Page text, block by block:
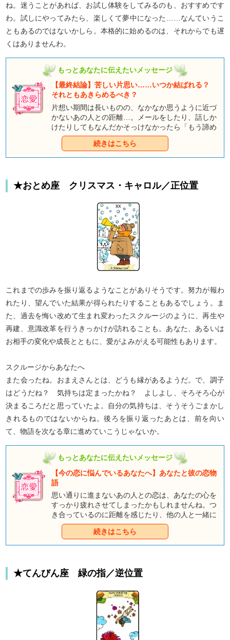
ね。迷うことがあれば、お試し体験をしてみるのも、おすすめです
わ。試しにやってみたら、楽しくて夢中になった……なんていうこ
ともあるのではないかしら。本格的に始めるのは、それからでも遅
くはありませんわ。
もっとあなたに伝えたいメッセージ
【最終結論】苦しい片思い……いつか結ばれる？
それともあきらめるべき？
片想い期間は長いものの、なかなか思うように近づ
かないあの人との距離…。メールをしたり、話しか
けたりしてもなんだかそっけなかったら「もう諦め
て他の人を好きになったほうがいいのかな」なんて
弱気になってしまいますよね。それにうまく行かな
い時期が続くと、アプローチすること自体が怖くな
でしょうか？ つれなく思える態度の裏にはあなた
タロットがあなたの恋の核心を占います。結論を出
すのは、それを見てからでも遅くはないはずです
続きはこちら
★おとめ座 クリスマス・キャロル／正位置
これまでの歩みを振り返るようなことがありそうです。努力が報わ
れたり、望んでいた結果が得られたりすることもあるでしょう。ま
た、過去を悔い改めて生まれ変わったスクルージのように、再生や
再建、意識改革を行うきっかけが訪れることも。あなた、あるいは
お相手の変化や成長とともに、愛がよみがえる可能性もあります。
スクルージからあなたへ
また会ったね。おまえさんとは、どうも縁があるようだ。で、調子
はどうだね？ 気持ちは定まったかね？ よしよし、そろそろ心が
決まるころだと思っていたよ。自分の気持ちは、そうそうごまかし
きれるものではないからね。後ろを振り返ったあとは、前を向い
て、物語を次なる章に進めていこうじゃないか。
もっとあなたに伝えたいメッセージ
【今の恋に悩んでいるあなたへ】あなたと彼の恋物
語
思い通りに進まないあの人との恋は、あなたの心を
すっかり疲れさせてしまったかもしれませんね。つ
き合っているのに距離を感じたり、他の人と一緒に
いるときのほうが楽しそうに見えたり……。でも、
ちょっと待ってください。諦める前に、できること
はすべてやってしまいましょう。まずは童話タロッ
ることとはまったく違う結論になるかもしれません
続きはこちら
★てんびん座 緑の指／逆位置